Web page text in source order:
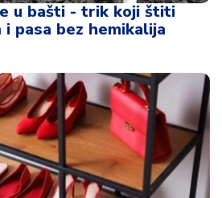
u bašti - trik koji štiti
pasa bez hemikalija